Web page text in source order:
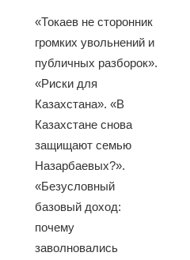
«Токаев не сторонник
громких увольнений и
публичных разборок».
«Риски для
Казахстана». «В
Казахстане снова
защищают семью
Назарбаевых?».
«Безусловный
базовый доход:
почему
заволновались